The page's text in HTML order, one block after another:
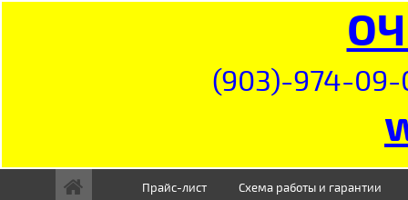
(903)-974-09-
Прайс-лист
Схема работы и гарантии